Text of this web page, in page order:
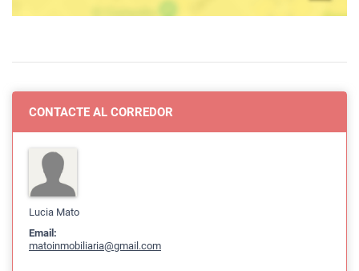
CONTACTE AL CORREDOR
Lucia Mato
Email:
matoinmobiliaria@gmail.com